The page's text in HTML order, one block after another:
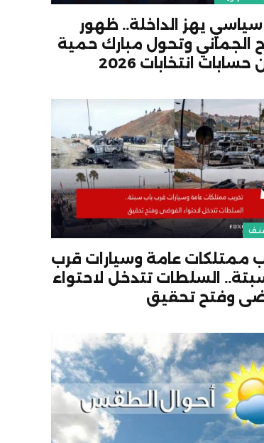
سياسي يهز الداخلة.. ظهور
الجماني وتحول مبارك حمية
حسابات انتخابات 2026
ممتلكات عامة وسيارات قرب
السلطات تتدخل لاحتواء
وفتح تحقيق